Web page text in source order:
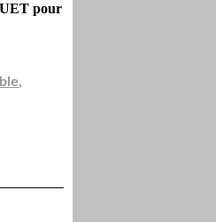
pour
,